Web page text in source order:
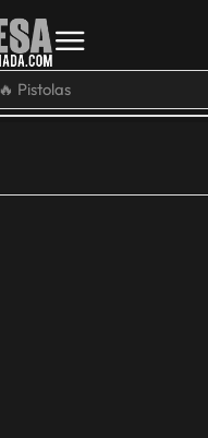
🔥 Pistolas